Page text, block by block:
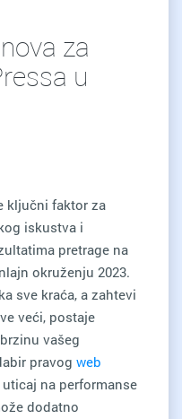
za
u
ključni faktor za
iskustva i
pretrage na
okruženju 2023.
sve kraća, a zahtevi
veći, postaje
vašeg
pravog web
na performanse
dodatno